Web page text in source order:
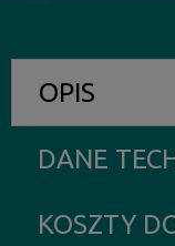
OPIS
DANE
KOSZTY
CENA NIE ZAWIERA